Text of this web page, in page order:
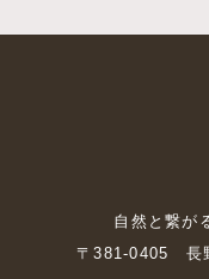
自然と繋が
〒381-0405 長